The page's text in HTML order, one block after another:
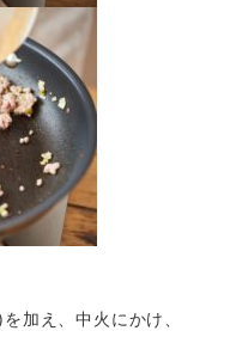
加え、中火にかけ、